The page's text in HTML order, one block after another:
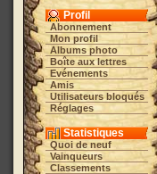
Profil
Abonnement
Mon profil
Albums photo
Boîte aux lettres
Evénements
Amis
Utilisateurs bloqués
Réglages
Statistiques
Quoi de neuf
Vainqueurs
Classements